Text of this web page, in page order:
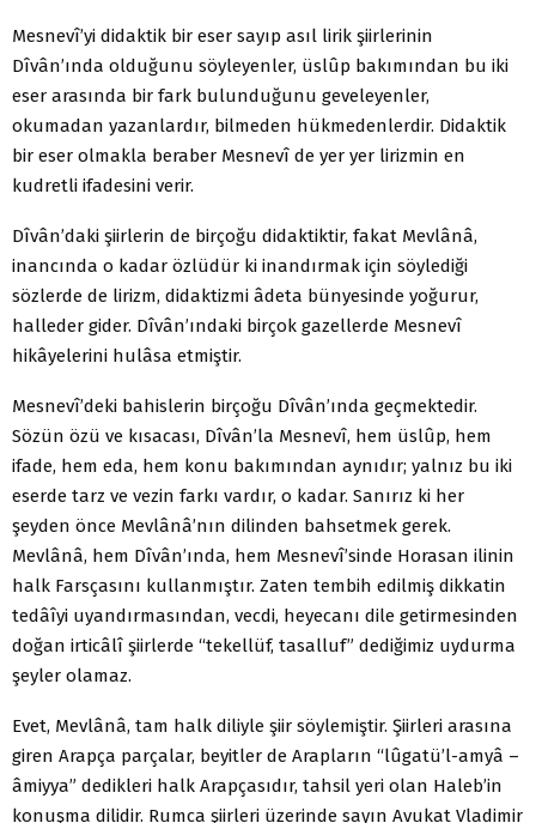
Mesnevî’yi didaktik bir eser sayıp asıl lirik şiirlerinin
Dîvân’ında olduğunu söyleyenler, üslûp bakımından bu iki
eser arasında bir fark bulunduğunu geveleyenler,
okumadan yazanlardır, bilmeden hükmedenlerdir. Didaktik
bir eser olmakla beraber Mesnevî de yer yer lirizmin en
kudretli ifadesini verir.
Dîvân’daki şiirlerin de birçoğu didaktiktir, fakat Mevlânâ,
inancında o kadar özlüdür ki inandırmak için söylediği
sözlerde de lirizm, didaktizmi âdeta bünyesinde yoğurur,
halleder gider. Dîvân’ındaki birçok gazellerde Mesnevî
hikâyelerini hulâsa etmiştir.
Mesnevî’deki bahislerin birçoğu Dîvân’ında geçmektedir.
Sözün özü ve kısacası, Dîvân’la Mesnevî, hem üslûp, hem
ifade, hem eda, hem konu bakımından aynıdır; yalnız bu iki
eserde tarz ve vezin farkı vardır, o kadar. Sanırız ki her
şeyden önce Mevlânâ’nın dilinden bahsetmek gerek.
Mevlânâ, hem Dîvân’ında, hem Mesnevî’sinde Horasan ilinin
halk Farsçasını kullanmıştır. Zaten tembih edilmiş dikkatin
tedâîyi uyandırmasından, vecdi, heyecanı dile getirmesinden
doğan irticâlî şiirlerde “tekellüf, tasalluf” dediğimiz uydurma
şeyler olamaz.
Evet, Mevlânâ, tam halk diliyle şiir söylemiştir. Şiirleri arasına
giren Arapça parçalar, beyitler de Arapların “lûgatü’l-amyâ –
âmiyya” dedikleri halk Arapçasıdır, tahsil yeri olan Haleb’in
konuşma dilidir. Rumca şiirleri üzerinde sayın Avukat Vladimir